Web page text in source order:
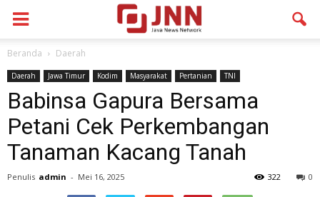
Beranda Daerah
Daerah Jawa Timur Kodim Masyarakat Pertanian TNI
Babinsa Gapura Bersama
Petani Cek Perkembangan
Tanaman Kacang Tanah
Penulis admin - Mei 16, 2025 0
322